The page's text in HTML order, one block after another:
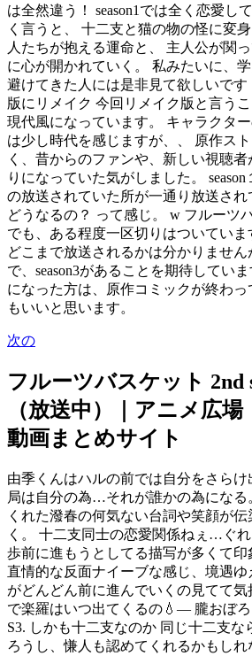
は全然違う！ season1では全く恋愛し
く言うと、 十二支と猫の物の怪に変
人たちが抱える運命と、 主人公が関
に心が開かれていく。 私みたいに、
避けてきた人には是非見て欲しいで
版にリメイク 今回リメイク版と言う
現代風になっています。 キャラクタ
は少し時代を感じますが、、 原作ス
く、昔からのファンや、新しい視聴
りになっていた気がしました。 season
の放送されていた所が一通り放送さ
どうなるの？ って感じ。 w フルーツバ
でも、ある程度一区切りはついていま
どこまで放送されるかは分かりませ
で、season3があることを期待してい
になった方は、原作コミックが終わ
もいいと思います。
次の
フルーツバスケット 2nd
（放送中）｜アニメ広
動画まとめサイト
由季くんはハルの前では自分をさら
局は自分の為…それが誰かの為になる
くれた潑春の何気ない台詞や笑顔が
く。 十二支同士の恋愛関係ねぇ…ぐ
歩前に進もうとしてる描写が多くて印
直情的な反面ナイーブな感じ、境遇ゆ
がどんどん前に進んでいくの見てて気
で楽羅はいつ出てくるの💧— 朧おぼろ
S3. しかも十二支なのか 同じ十二支
ろうし、慊人も認めてくれるかもし